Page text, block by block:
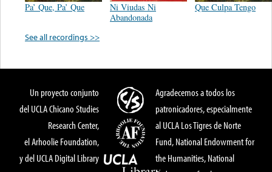
Pa’ Que, Pa’ Que
Ni Viudas Ni
Abandonada
Que Culpa Tengo
See all recordings >>
Un proyecto conjunto
del UCLA Chicano Studies
Research Center,
el Arhoolie Foundation,
y del UCLA Digital Library
Agradecemos a todos los
patronicadores, especialmente
al UCLA Los Tigres de Norte
Fund, National Endowment for
the Humanities, National